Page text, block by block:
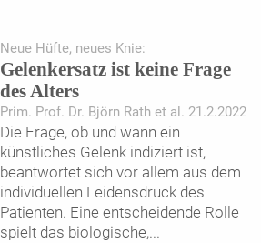
Neue Hüfte, neues Knie:
Gelenkersatz ist keine Frage
des Alters
Prim. Prof. Dr. Björn Rath et al. 21.2.2022
Die Frage, ob und wann ein
künstliches Gelenk indiziert ist,
beantwortet sich vor allem aus dem
individuellen Leidensdruck des
Patienten. Eine entscheidende Rolle
spielt das biologische,...